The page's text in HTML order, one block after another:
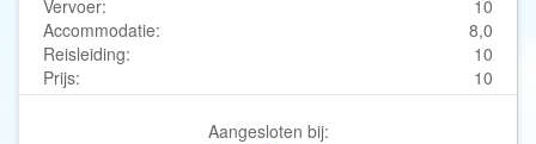
Vervoer:
10
Accommodatie:
8,0
Reisleiding:
10
Prijs:
10
Aangesloten bij: